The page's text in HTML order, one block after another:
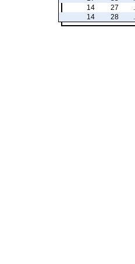
27
14
28
14